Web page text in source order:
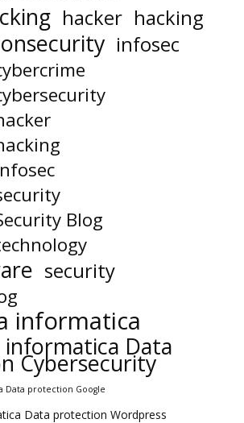
hacker hacking
infosec
Blog
security
informatica
informatica Data
Cybersecurity
Data protection Google
Data protection Wordpress